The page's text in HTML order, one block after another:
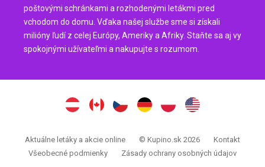
poštovými schránkami a rozhodenými letákmi pred
vchodom do domu. Vďaka našej službe sme si získali
milióny ľudí z celej Európy, Ameriky a Afriky. Staňte sa aj vy
spokojnými užívateľmi a nakupujte s rozumom.
Aktuálne letáky a akcie online © Kupino.sk 2026
Kontakt
Všeobecné podmienky
Zásady ochrany osobných údajov